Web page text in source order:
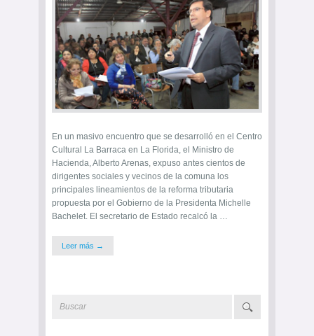
En un masivo encuentro que se desarrolló en el Centro
Cultural La Barraca en La Florida, el Ministro de
Hacienda, Alberto Arenas, expuso antes cientos de
dirigentes sociales y vecinos de la comuna los
principales lineamientos de la reforma tributaria
propuesta por el Gobierno de la Presidenta Michelle
Bachelet. El secretario de Estado recalcó la …
Leer más →